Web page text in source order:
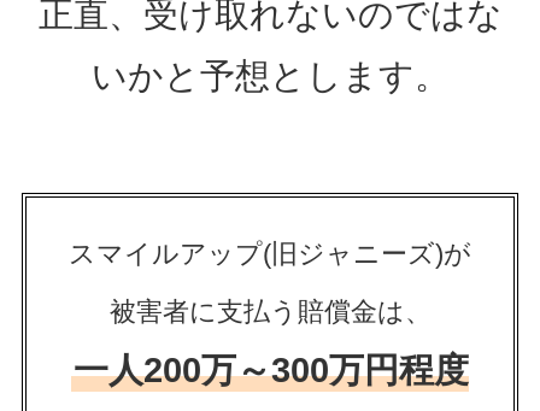
正直、受け取れないのではな
いかと予想とします。
スマイルアップ(旧ジャニーズ)が
被害者に支払う賠償金は、
一人200万～300万円程度